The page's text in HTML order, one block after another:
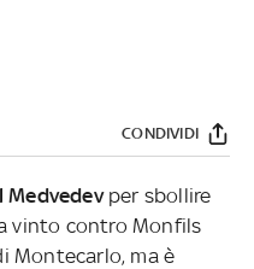
CONDIVIDI
Medvedev per sbollire
vinto contro Monfils
Montecarlo, ma è